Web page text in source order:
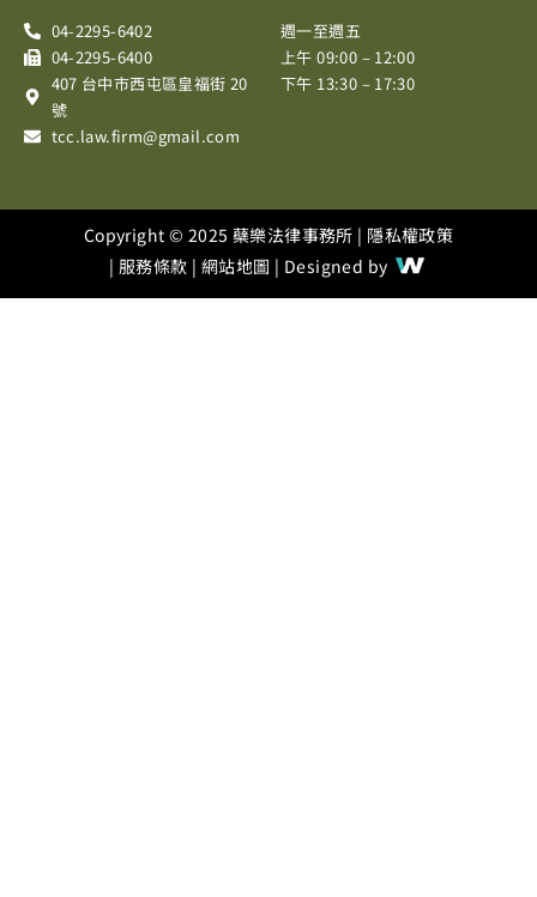
k
r
a
b
e
週一至週五
上午 09:00 – 12:00
下午 13:30 – 17:30
04-2295-6402
04-2295-6400
407 台中市西屯區皇福街 20
號
tcc.law.firm@gmail.com
Copyright © 2025 蘗樂法律事務所 | 隱私權政策
| 服務條款 | 網站地圖 | Designed by